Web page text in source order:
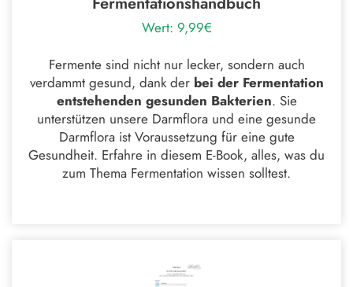
Wert: 9,99€
Fermente sind nicht nur lecker, sondern auch
verdammt gesund, dank der bei der Fermentation
entstehenden gesunden Bakterien. Sie
unterstützen unsere Darmflora und eine gesunde
Darmflora ist Voraussetzung für eine gute
Gesundheit. Erfahre in diesem E-Book, alles, was du
zum Thema Fermentation wissen solltest.